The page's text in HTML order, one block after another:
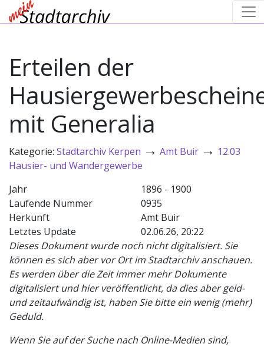
Erteilen der
mit Generalia
Kategorie: Stadtarchiv Kerpen → Amt Buir → 12.03
Hausier- und Wandergewerbe
Jahr
1896 - 1900
Laufende Nummer
0935
Herkunft
Amt Buir
Letztes Update
02.06.26, 20:22
Dieses Dokument wurde noch nicht digitalisiert. Sie
können es sich aber vor Ort im Stadtarchiv anschauen.
Es werden über die Zeit immer mehr Dokumente
digitalisiert und hier veröffentlicht, da dies aber geld-
und zeitaufwändig ist, haben Sie bitte ein wenig (mehr)
Geduld.
Wenn Sie auf der Suche nach Online-Medien sind,